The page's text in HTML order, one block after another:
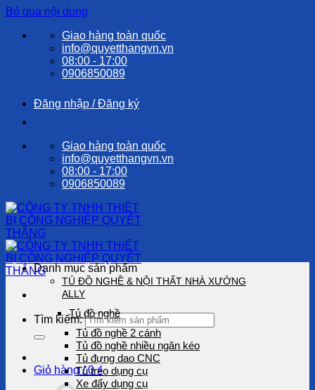
Bỏ qua nội dung
Giao hàng toàn quốc
info@quyetthangvn.vn
08:00 - 17:00
0906850089
Đăng nhập / Đăng ký
Giao hàng toàn quốc
info@quyetthangvn.vn
08:00 - 17:00
0906850089
Tìm kiếm:
Giỏ hàng /0₫
Danh mục sản phẩm
TỦ ĐỒ NGHỀ & NỘI THẤT NHÀ XƯỞNG
ALLY
Tủ đồ nghề
Tủ đồ nghề 2 cánh
Tủ đồ nghề nhiều ngăn kéo
Tủ đựng dao CNC
Tủ treo dụng cụ
Xe đẩy dụng cụ